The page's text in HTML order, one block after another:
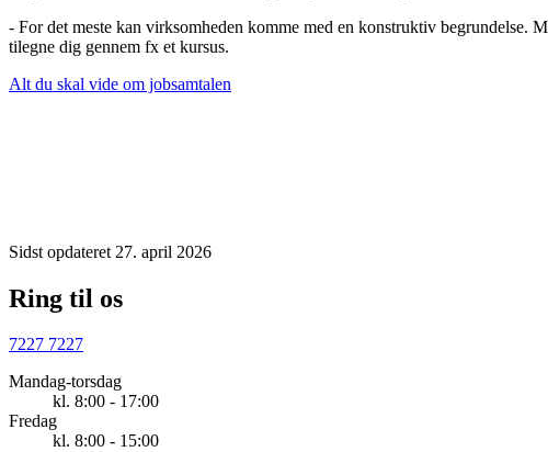
- For det meste kan virksomheden komme med en konstruktiv begrundelse.
tilegne dig gennem fx et kursus.
Alt du skal vide om jobsamtalen
Sidst opdateret 27. april 2026
Ring til os
7227 7227
Mandag-torsdag
kl. 8:00 - 17:00
Fredag
kl. 8:00 - 15:00